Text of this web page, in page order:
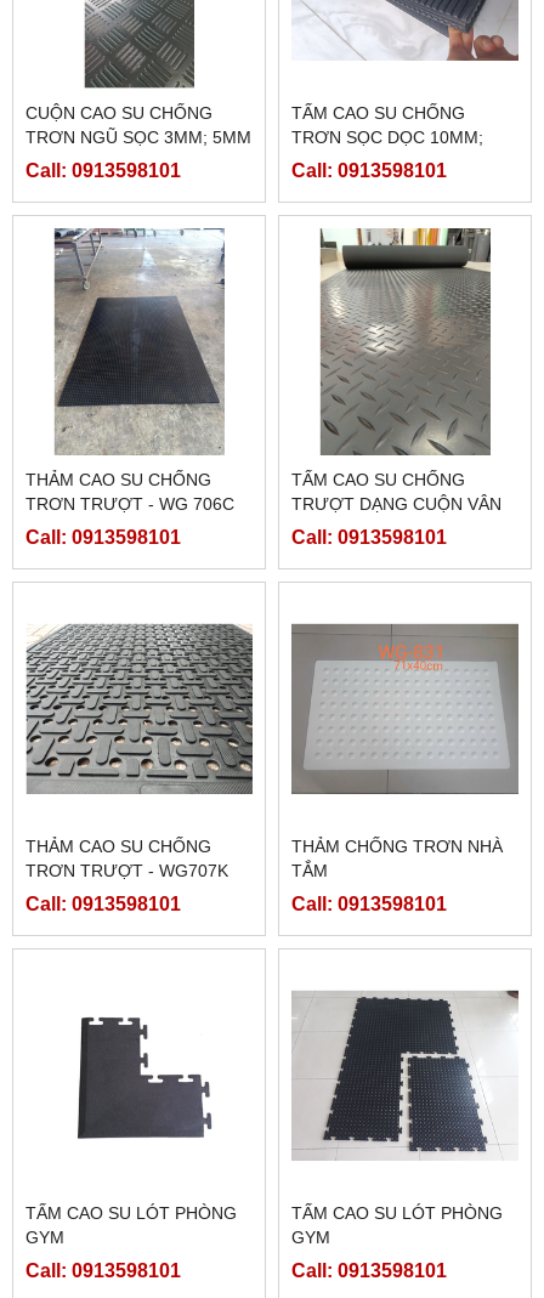
CUỘN CAO SU CHỐNG
TRƠN NGŨ SỌC 3MM; 5MM
Call: 0913598101
TẤM CAO SU CHỐNG
TRƠN SỌC DỌC 10MM;
20MM
Call: 0913598101
THẢM CAO SU CHỐNG
TRƠN TRƯỢT - WG 706C
Call: 0913598101
TẤM CAO SU CHỐNG
TRƯỢT DẠNG CUỘN VÂN
LÁ; SỌC DỌC; CARO
Call: 0913598101
THẢM CAO SU CHỐNG
TRƠN TRƯỢT - WG707K
(CAO SU LỖ SỌC NGANG
Call: 0913598101
THẢM CHỐNG TRƠN NHÀ
TẮM
Call: 0913598101
TẤM CAO SU LÓT PHÒNG
GYM
Call: 0913598101
TẤM CAO SU LÓT PHÒNG
GYM
Call: 0913598101